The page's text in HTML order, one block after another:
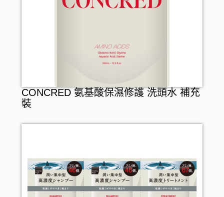
CONCRED 氨基酸保濕修護 洗頭水 補充
裝